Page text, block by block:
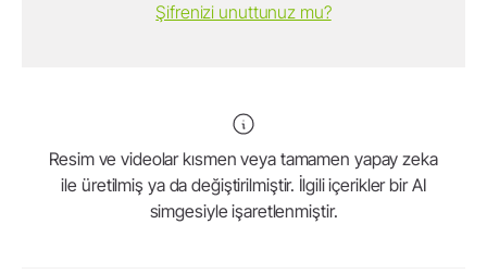
Şifrenizi unuttunuz mu?
Resim ve videolar kısmen veya tamamen yapay zeka
ile üretilmiş ya da değiştirilmiştir. İlgili içerikler bir AI
simgesiyle işaretlenmiştir.